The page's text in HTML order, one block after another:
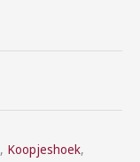
, Koopjeshoek,